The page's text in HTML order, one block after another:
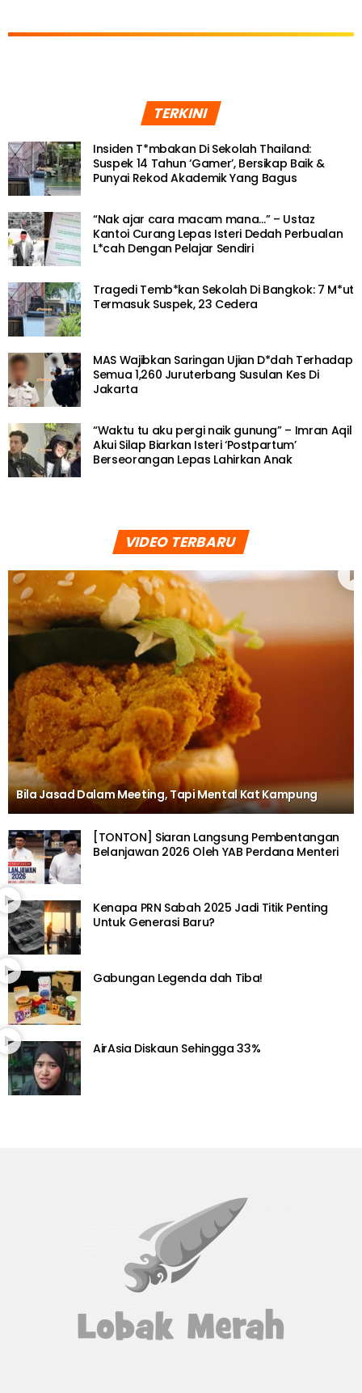
TERKINI
Insiden T*mbakan Di Sekolah Thailand:
Suspek 14 Tahun ‘Gamer’, Bersikap Baik &
Punyai Rekod Akademik Yang Bagus
“Nak ajar cara macam mana…” – Ustaz
Kantoi Curang Lepas Isteri Dedah Perbualan
L*cah Dengan Pelajar Sendiri
Tragedi Temb*kan Sekolah Di Bangkok: 7 M*ut
Termasuk Suspek, 23 Cedera
MAS Wajibkan Saringan Ujian D*dah Terhadap
Semua 1,260 Juruterbang Susulan Kes Di
Jakarta
“Waktu tu aku pergi naik gunung” – Imran Aqil
Akui Silap Biarkan Isteri ‘Postpartum’
Berseorangan Lepas Lahirkan Anak
VIDEO TERBARU
Bila Jasad Dalam Meeting, Tapi Mental Kat Kampung
[TONTON] Siaran Langsung Pembentangan
Belanjawan 2026 Oleh YAB Perdana Menteri
Kenapa PRN Sabah 2025 Jadi Titik Penting
Untuk Generasi Baru?
Gabungan Legenda dah Tiba!
AirAsia Diskaun Sehingga 33%